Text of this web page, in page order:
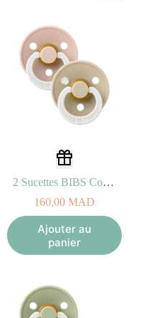
2 Sucettes BIBS Colour Anatomic Blush/Vanilla – GLOW (6-18mois)
160,00 MAD
Ajouter au
panier